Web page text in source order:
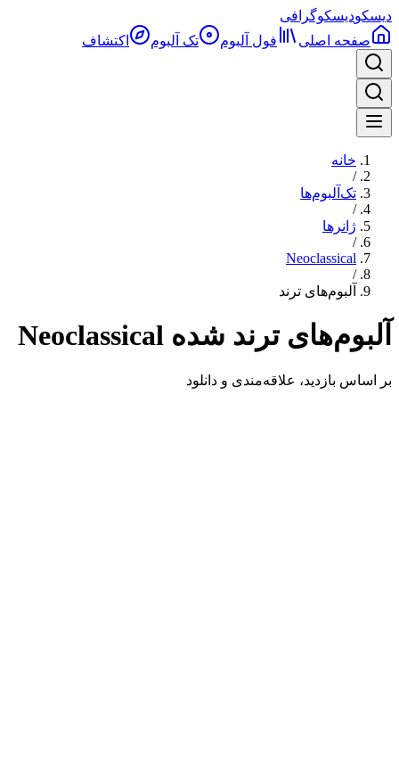
دیسکودیسکوگرافی
صفحه اصلی
فول آلبوم‌ تک آلبوم اکتشاف
خانه
/
تک‌آلبوم‌ها
/
ژانرها
/
Neoclassical
/
آلبوم‌های ترند
آلبوم‌های ترند شده Neoclassical
بر اساس بازدید، علاقه‌مندی و دانلود